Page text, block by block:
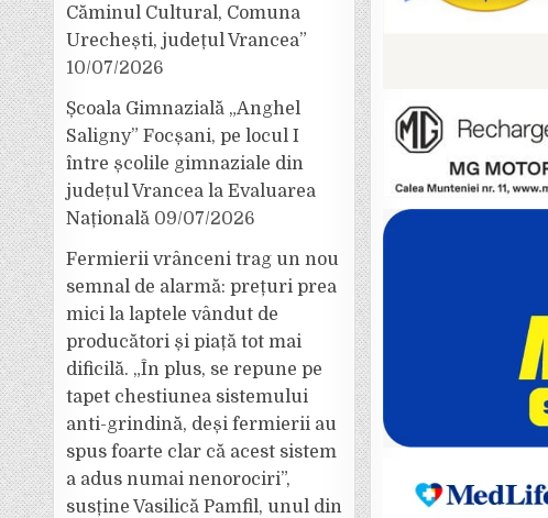
Căminul Cultural, Comuna
Urechești, județul Vrancea”
10/07/2026
Școala Gimnazială „Anghel
Saligny” Focșani, pe locul I
între școlile gimnaziale din
județul Vrancea la Evaluarea
Națională 09/07/2026
Fermierii vrânceni trag un nou
semnal de alarmă: prețuri prea
mici la laptele vândut de
producători și piață tot mai
dificilă. „În plus, se repune pe
tapet chestiunea sistemului
anti-grindină, deși fermierii au
spus foarte clar că acest sistem
a adus numai nenorociri”,
susține Vasilică Pamfil, unul din